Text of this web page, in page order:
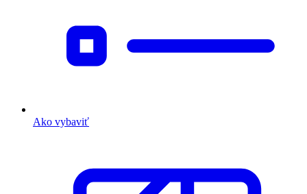
Ako vybaviť